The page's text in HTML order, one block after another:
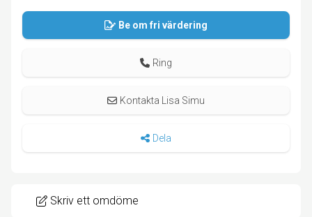
Be om fri värdering
Ring
Kontakta Lisa Simu
Dela
Skriv ett omdöme